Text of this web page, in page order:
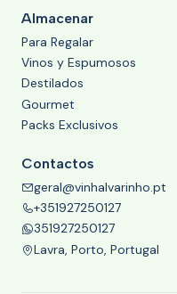
Almacenar
Para Regalar
Vinos y Espumosos
Destilados
Gourmet
Packs Exclusivos
Contactos
geral@vinhalvarinho.pt
+351927250127
351927250127
Lavra, Porto, Portugal